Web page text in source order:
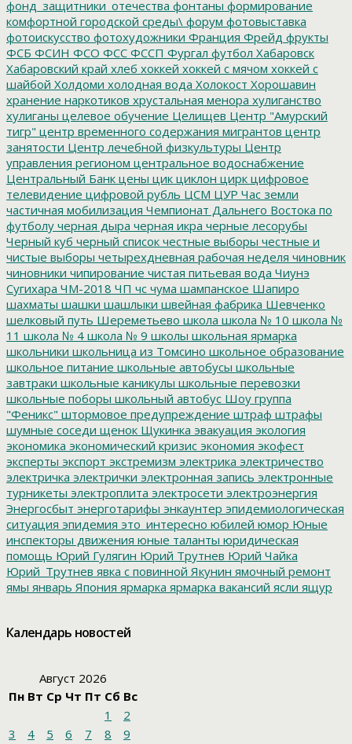
фонд_защитники_отечества фонтаны формирование
комфортной городской среды\ форум фотовыставка
фотоискусство фотохудожники Франция Фрейд фрукты
ФСБ ФСИН ФСО ФСС ФССП Фургал футбол Хабаровск
Хабаровский край хлеб хоккей хоккей с мячом хоккей с
шайбой Холдоми холодная вода Холокост Хорошавин
хранение наркотиков хрустальная менора хулиганство
хулиганы целевое обучение Целищев Центр "Амурский
тигр" центр временного содержания мигрантов центр
занятости Центр лечебной физкультуры Центр
управления регионом центральное водоснабжение
Центральный Банк цены цик циклон цирк цифровое
телевидение цифровой рубль ЦСМ ЦУР Час земли
частичная мобилизация Чемпионат Дальнего Востока по
футболу черная дыра черная икра черные лесорубы
Черный куб черный список честные выборы честные и
чистые выборы четырехдневная рабочая неделя чиновник
чиновники чипирование чистая питьевая вода Чиунэ
Сугихара ЧМ-2018 ЧП чс чума шампанское Шапиро
шахматы шашки шашлыки швейная фабрика Шевченко
шелковый путь Шереметьево школа школа № 10 школа №
11 школа № 4 школа № 9 школы школьная ярмарка
школьники школьница из Томсино школьное образование
школьное питание школьные автобусы школьные
завтраки школьные каникулы школьные перевозки
школьные поборы школьный автобус Шоу группа
"Феникс" штормовое предупреждение штраф штрафы
шумные соседи щенок Щукинка эвакуация экология
экономика экономический кризис экономия экофест
эксперты экспорт экстремизм электрика электричество
электричка электрички электронная запись электронные
турникеты электроплита электросети электроэнергия
Энергосбыт энерготарифы энкаунтер эпидемиологическая
ситуация эпидемия это_интересно юбилей юмор Юные
инспекторы движения юные таланты юридическая
помощь Юрий Гулягин Юрий Трутнев Юрий Чайка
Юрий_Трутнев явка с повинной Якунин ямочный ремонт
ямы январь Япония ярмарка ярмарка вакансий ясли ящур
Календарь новостей
Август 2026
Пн Вт Ср Чт Пт Сб Вс
1
2
3
4 5 6 7 8
9